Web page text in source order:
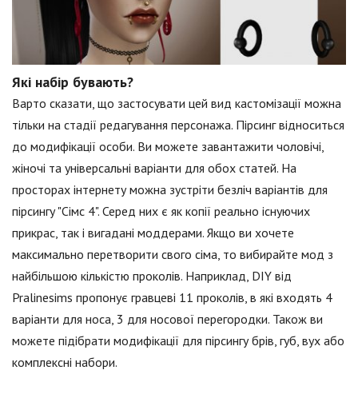
Які набір бувають?
Варто сказати, що застосувати цей вид кастомізації можна
тільки на стадії редагування персонажа. Пірсинг відноситься
до модифікації особи. Ви можете завантажити чоловічі,
жіночі та універсальні варіанти для обох статей. На
просторах інтернету можна зустріти безліч варіантів для
пірсингу "Сімс 4". Серед них є як копії реально існуючих
прикрас, так і вигадані моддерами. Якщо ви хочете
максимально перетворити свого сіма, то вибирайте мод з
найбільшою кількістю проколів. Наприклад, DIY від
Pralinesims пропонує гравцеві 11 проколів, в які входять 4
варіанти для носа, 3 для носової перегородки. Також ви
можете підібрати модифікації для пірсингу брів, губ, вух або
комплексні набори.